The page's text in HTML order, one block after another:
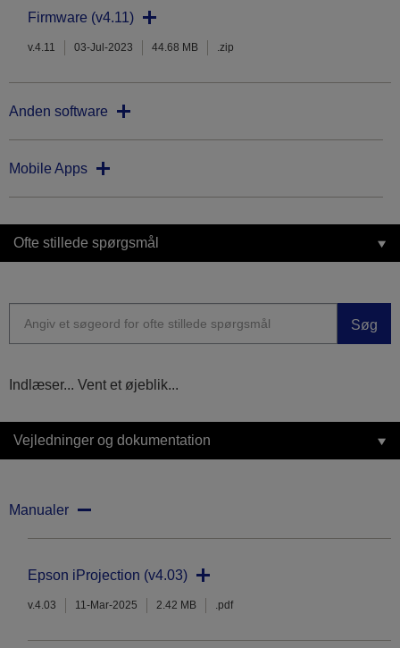
Firmware (v4.11)
v.4.11 03-Jul-2023 44.68 MB .zip
Anden software
Mobile Apps
Ofte stillede spørgsmål
Søg
Indlæser... Vent et øjeblik...
Vejledninger og dokumentation
Manualer
Epson iProjection (v4.03)
v.4.03 11-Mar-2025 2.42 MB .pdf